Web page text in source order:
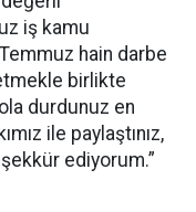
iş kamu
hain darbe
birlikte
durdunuz en
ile paylaştınız,
ediyorum.”